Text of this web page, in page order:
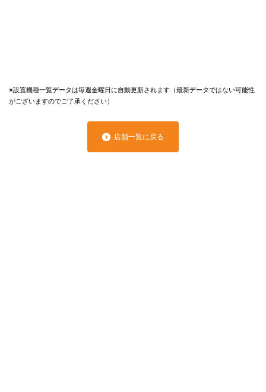
※設置機種一覧データは毎週金曜日に自動更新されます（最新データではない可能性
がございますのでご了承ください）
店舗一覧に戻る